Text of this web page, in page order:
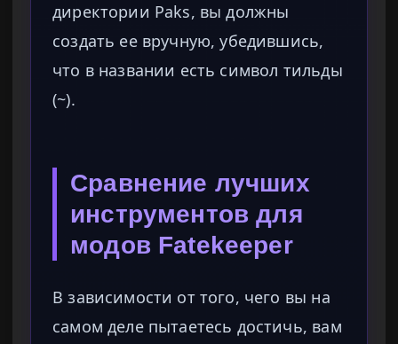
директории Paks, вы должны
создать ее вручную, убедившись,
что в названии есть символ тильды
(~).
Сравнение лучших
инструментов для
модов Fatekeeper
В зависимости от того, чего вы на
самом деле пытаетесь достичь, вам